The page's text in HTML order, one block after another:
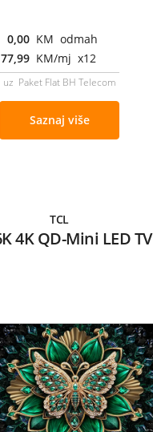
0,00 KM odmah
KM/mj x12
uz Paket Flat BH Telecom
Saznaj više
TCL
4K QD-Mini LED TV